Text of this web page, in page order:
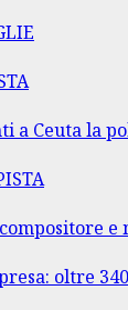
a Ceuta la
oltre